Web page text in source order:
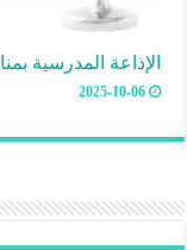
الإذاعة المدرسية
2025-10-06